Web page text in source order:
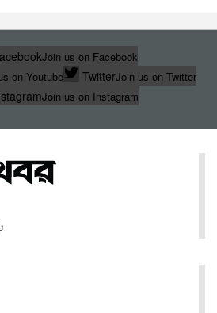
Join us on Facebook
on Youtube TwitterJoin us on Twitter
Join us on Instagram